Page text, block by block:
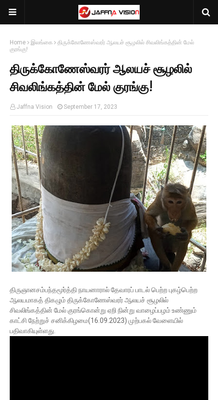
Home இலங்கை
திருக்கோணேஸ்வரர் ஆலயச் சூழலில் சிவலிங்கத்தின் மேல்
குரங்கு!
திருக்கோணேஸ்வரர் ஆலயச் சூழலில்
சிவலிங்கத்தின் மேல் குரங்கு!
Jaffna Vision September 17, 2023
திருஞானசம்பந்தமூர்த்தி நாயனாரால் தேவாரப் பாடல் பெற்ற புகழ்பெற்ற
ஆலயமாகத் திகழும் திருக்கோணேஸ்வரர் ஆலயச் சூழலில்
சிவலிங்கத்தின் மேல் குரங்கொன்று ஏறி நின்று வாழைப்பழம் உண்ணும்
காட்சி நேற்றுச் சனிக்கிழமை(16.09.2023) முற்பகல் வேளையில்
பதிவாகியுள்ளது.